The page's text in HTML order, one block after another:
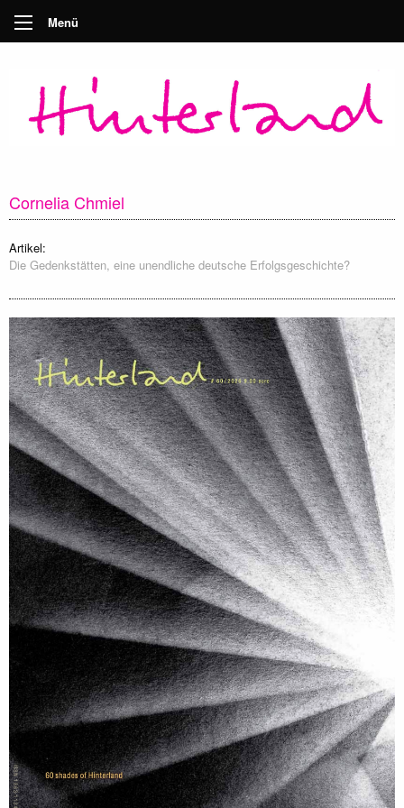
Menü
Cornelia Chmiel
Artikel:
Die Gedenkstätten, eine unendliche deutsche Erfolgsgeschichte?